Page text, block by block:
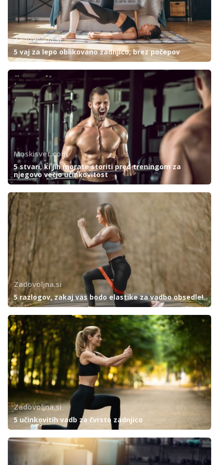
Zadovoljna.si
5 vaj za lepo oblikovano zadnjico, brez počepov
Moskisvet.com
5 stvari, ki jih morate storiti pred treningom za
njegovo večjo učinkovitost
Zadovoljna.si
5 razlogov, zakaj vas bodo elastike za vadbo obsedle!
Zadovoljna.si
5 učinkovitih vadb za čvrsto zadnjico